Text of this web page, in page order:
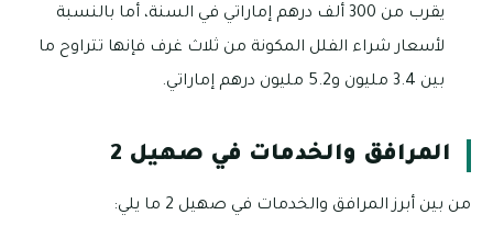
يقرب من 300 ألف درهم إماراتي في السنة، أما بالنسبة
لأسعار شراء الفلل المكونة من ثلاث غرف فإنها تتراوح ما
بين 3.4 مليون و5.2 مليون درهم إماراتي.
المرافق والخدمات في صهيل 2
من بين أبرز المرافق والخدمات في صهيل 2 ما يلي: